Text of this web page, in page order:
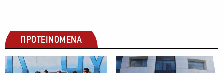
ΠΡΟΤΕΙΝΟΜΕΝΑ
ΠΡΩΤΑΘΛΗΜΑ CYTA ΠΡΩΤΑΘΛΗΜΑ CYTA